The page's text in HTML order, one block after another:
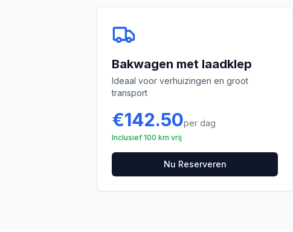
Bakwagen met laadklep
Ideaal voor verhuizingen en groot
transport
€142.50per dag
Inclusief 100 km vrij
Nu Reserveren